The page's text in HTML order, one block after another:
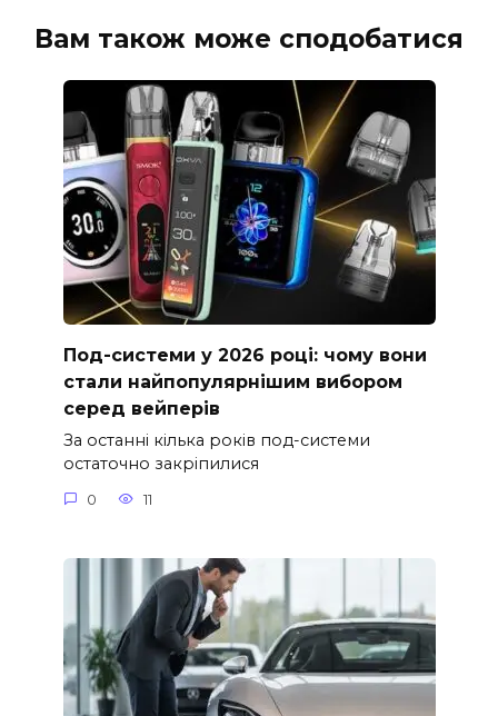
Вам також може сподобатися
Под-системи у 2026 році: чому вони
стали найпопулярнішим вибором
серед вейперів
За останні кілька років под-системи
остаточно закріпилися
0 11